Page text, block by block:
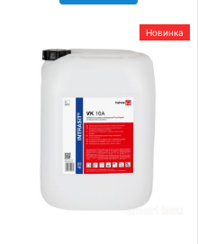
Новинка